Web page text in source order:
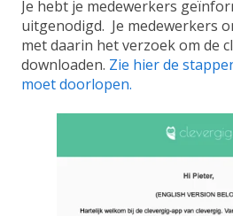
Je hebt je medewerkers
uitgenodigd. Je medewerkers
met daarin het verzoek om de
downloaden. Zie hier de
moet doorlopen.